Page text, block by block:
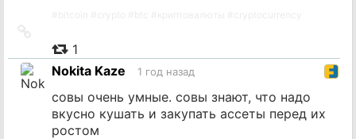
источник
1
Nokita Kaze
1 год назад
совы очень умные. совы знают, что надо
вкусно кушать и закупать ассеты перед их
ростом